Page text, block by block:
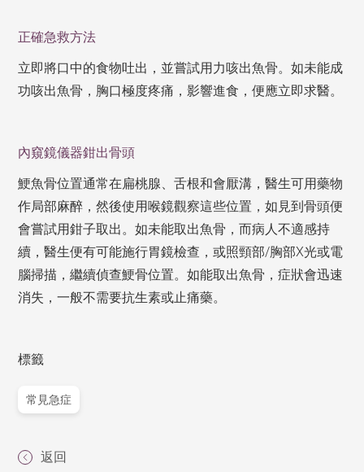
正確急救方法
立即將口中的食物吐出，並嘗試用力咳出魚骨。如未能成
功咳出魚骨，胸口極度疼痛，影響進食，便應立即求醫。
內窺鏡儀器鉗出骨頭
鯁魚骨位置通常在扁桃腺、舌根和會厭溝，醫生可用藥物
作局部麻醉，然後使用喉鏡觀察這些位置，如見到骨頭便
會嘗試用鉗子取出。如未能取出魚骨，而病人不適感持
續，醫生便有可能施行胃鏡檢查，或照頸部/胸部X光或電
腦掃描，繼續偵查鯁骨位置。如能取出魚骨，症狀會迅速
消失，一般不需要抗生素或止痛藥。
標籤
常見急症
返回